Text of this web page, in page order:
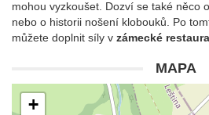
mohou vyzkoušet. Dozví se také něco
nebo o historii nošení klobouků. Po
můžete doplnit síly v zámecké
MAPA
+